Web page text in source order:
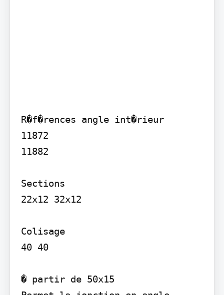
R�f�rences angle int�rieur
11872
11882
Sections
22x12 32x12
Colisage
40 40
� partir de 50x15